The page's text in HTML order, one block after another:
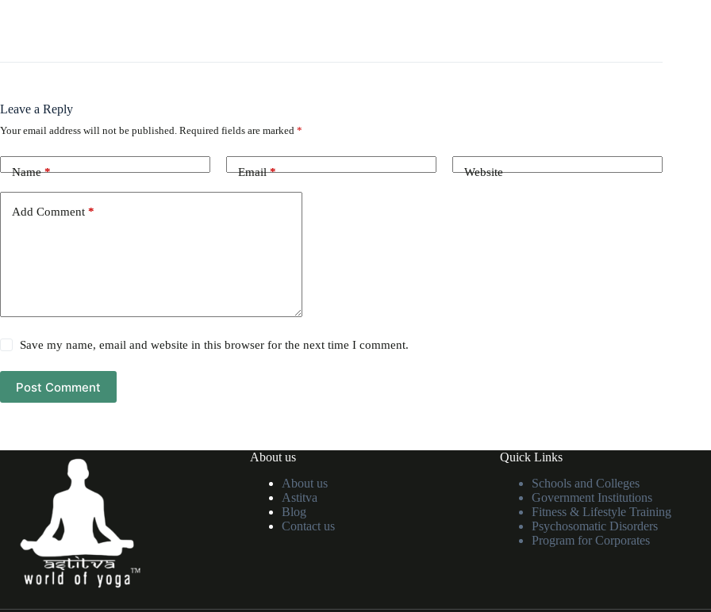
Leave a Reply
Your email address will not be published. Required fields are marked *
Name* Email* Website
Add Comment *
Save my name, email and website in this browser for the next time I comment.
Post Comment
About us
About us
Astitva
Blog
Contact us
Quick Links
Schools and Colleges
Government Institutions
Fitness & Lifestyle Training
Psychosomatic Disorders
Program for Corporates